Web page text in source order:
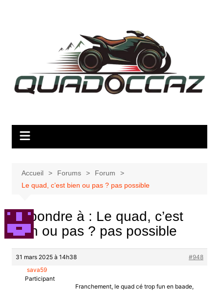
Accueil Forums
Forum
Le quad, c’est bien ou pas ? pas possible
Répondre à : Le quad, c’est
bien ou pas ? pas possible
31 mars 2025 à 14h38
#948
sava59
Participant
Franchement, le quad cé trop fun en baade,